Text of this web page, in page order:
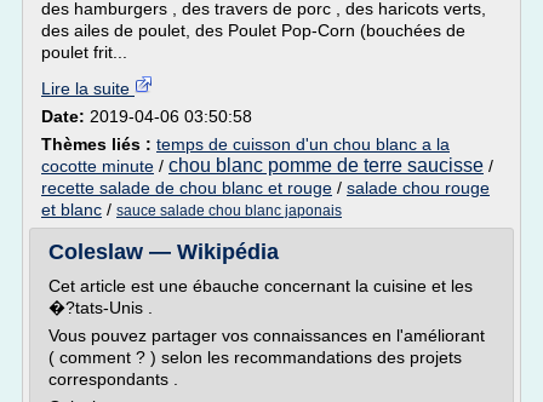
des hamburgers , des travers de porc , des haricots verts,
des ailes de poulet, des Poulet Pop-Corn (bouchées de
poulet frit...
Lire la suite
Date: 2019-04-06 03:50:58
Thèmes liés : temps de cuisson d'un chou blanc a la
cocotte minute / chou blanc pomme de terre saucisse /
recette salade de chou blanc et rouge / salade chou rouge
et blanc / sauce salade chou blanc japonais
Coleslaw — Wikipédia
Cet article est une ébauche concernant la cuisine et les
�?tats-Unis .
Vous pouvez partager vos connaissances en l'améliorant
( comment ? ) selon les recommandations des projets
correspondants .